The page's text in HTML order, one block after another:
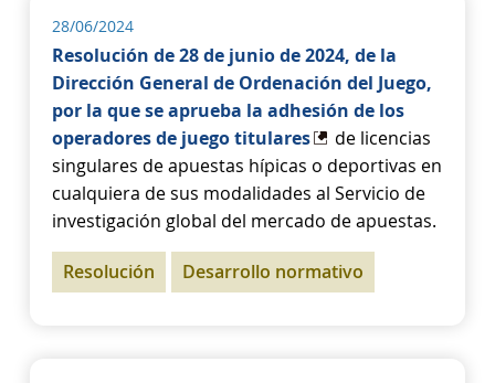
28/06/2024
Resolución de 28 de junio de 2024, de la
Dirección General de Ordenación del Juego,
por la que se aprueba la adhesión de los
operadores de juego titulares
de licencias
singulares de apuestas hípicas o deportivas en
cualquiera de sus modalidades al Servicio de
investigación global del mercado de apuestas.
Resolución Desarrollo normativo